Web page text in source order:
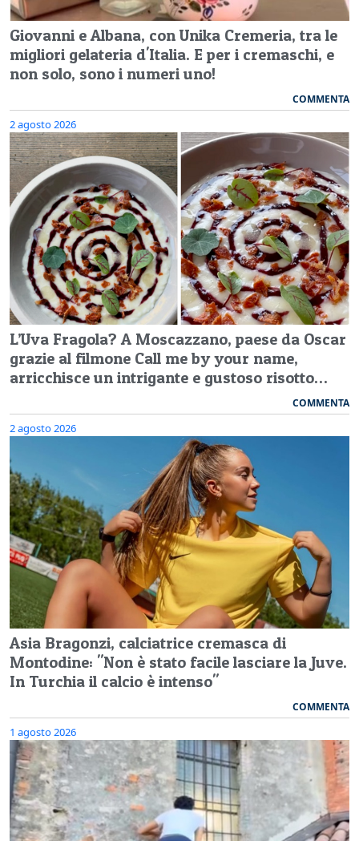
Giovanni e Albana, con Unika Cremeria, tra le
migliori gelateria d'Italia. E per i cremaschi, e
non solo, sono i numeri uno!
COMMENTA
2 agosto 2026
L’Uva Fragola? A Moscazzano, paese da Oscar
grazie al filmone Call me by your name,
arricchisce un intrigante e gustoso risotto…
COMMENTA
2 agosto 2026
Asia Bragonzi, calciatrice cremasca di
Montodine: "Non è stato facile lasciare la Juve.
In Turchia il calcio è intenso"
COMMENTA
1 agosto 2026